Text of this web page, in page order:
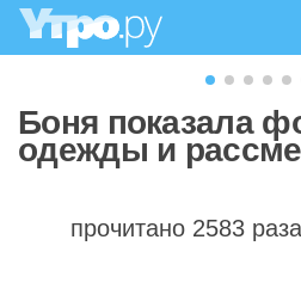
Боня показала
одежды и
прочитано 2583 раза